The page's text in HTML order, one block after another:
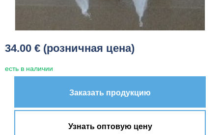
34.00 € (розничная цена)
есть в наличии
Заказать продукцию
Узнать оптовую цену